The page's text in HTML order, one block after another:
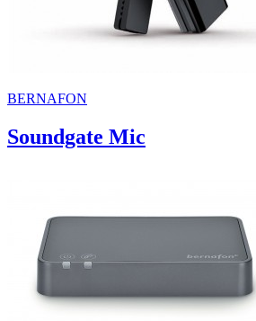
BERNAFON
Soundgate Mic